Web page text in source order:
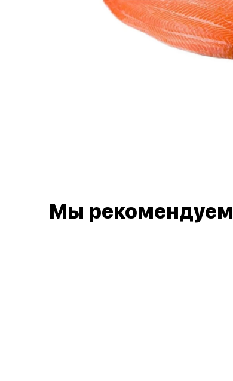
Мы рекомендуем